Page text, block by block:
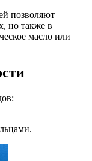
позволяют
но также в
масло или